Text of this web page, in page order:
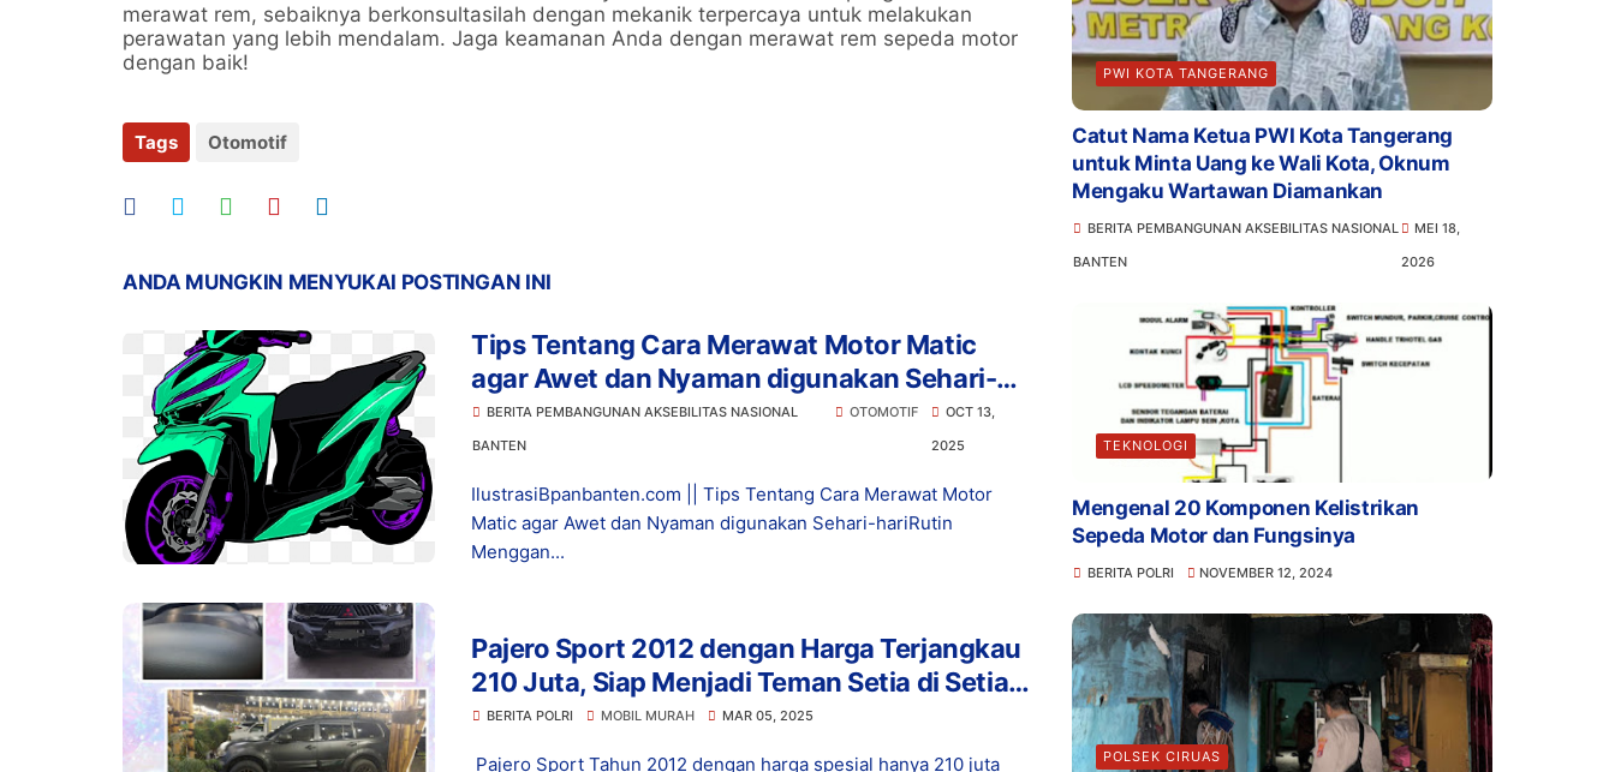
merawat rem, sebaiknya berkonsultasilah dengan mekanik terpercaya untuk melakukan
perawatan yang lebih mendalam. Jaga keamanan Anda dengan merawat rem sepeda motor
dengan baik!
Tags Otomotif
ANDA MUNGKIN MENYUKAI POSTINGAN INI
Tips Tentang Cara Merawat Motor Matic
agar Awet dan Nyaman digunakan Sehari-
hari
BERITA PEMBANGUNAN AKSEBILITAS NASIONAL
BANTEN
OTOMOTIF
OCT 13,
2025
IlustrasiBpanbanten.com || Tips Tentang Cara Merawat Motor
Matic agar Awet dan Nyaman digunakan Sehari-hariRutin
Menggan...
Pajero Sport 2012 dengan Harga Terjangkau
210 Juta, Siap Menjadi Teman Setia di Setiap
Perjalanan!
BERITA POLRI MOBIL MURAH MAR 05, 2025
Pajero Sport Tahun 2012 dengan harga spesial hanya 210 juta
PWI KOTA TANGERANG
Catut Nama Ketua PWI Kota Tangerang
untuk Minta Uang ke Wali Kota, Oknum
Mengaku Wartawan Diamankan
BERITA PEMBANGUNAN AKSEBILITAS NASIONAL
BANTEN
MEI 18,
2026
TEKNOLOGI
Mengenal 20 Komponen Kelistrikan
Sepeda Motor dan Fungsinya
BERITA POLRI NOVEMBER 12, 2024
POLSEK CIRUAS